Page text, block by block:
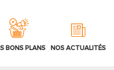
BONS PLANS NOS ACTUALITÉS